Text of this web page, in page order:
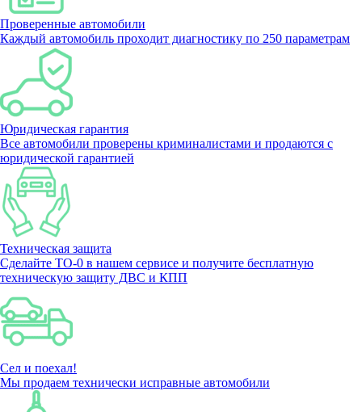
Проверенные автомобили
Каждый автомобиль проходит диагностику по 250 параметрам
Юридическая гарантия
Все автомобили проверены криминалистами и продаются с
юридической гарантией
Техническая защита
Сделайте ТО-0 в нашем сервисе и получите бесплатную
техническую защиту ДВС и КПП
Сел и поехал!
Мы продаем технически исправные автомобили